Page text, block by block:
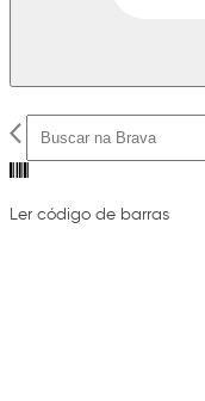
Ler código de barras